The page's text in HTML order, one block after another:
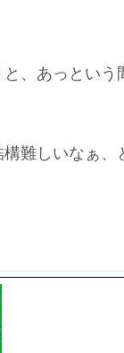
、あっという
難しいなぁ、